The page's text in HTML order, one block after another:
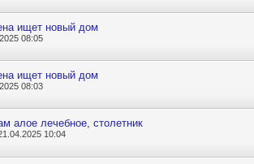
ищет новый дом
08:05
ищет новый дом
08:03
алое лечебное, столетник
10:04